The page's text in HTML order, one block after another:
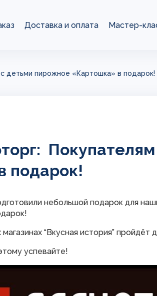
Доставка и оплата Мастер-
детьми пирожное «Картошка» в подарок!
подарок!
небольшой подарок для
“Вкусная история”
успевайте!